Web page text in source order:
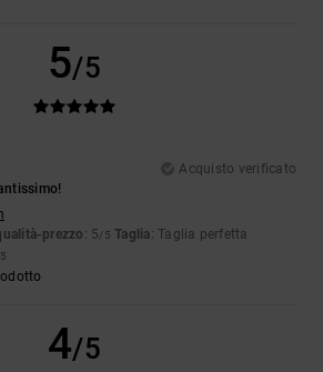
5/5
Acquisto verificato
prezzo : 5/5 Taglia: Taglia perfetta
4/5